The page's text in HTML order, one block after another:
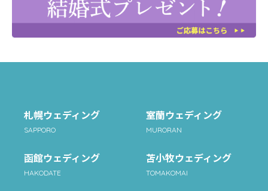
札幌ウェディング
SAPPORO
室蘭ウェディング
MURORAN
函館ウェディング
HAKODATE
苫小牧ウェディング
TOMAKOMAI